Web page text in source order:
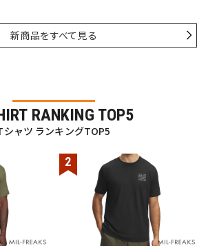
新商品をすべて見る
RANKING TOP5
シャツ ランキングTOP5